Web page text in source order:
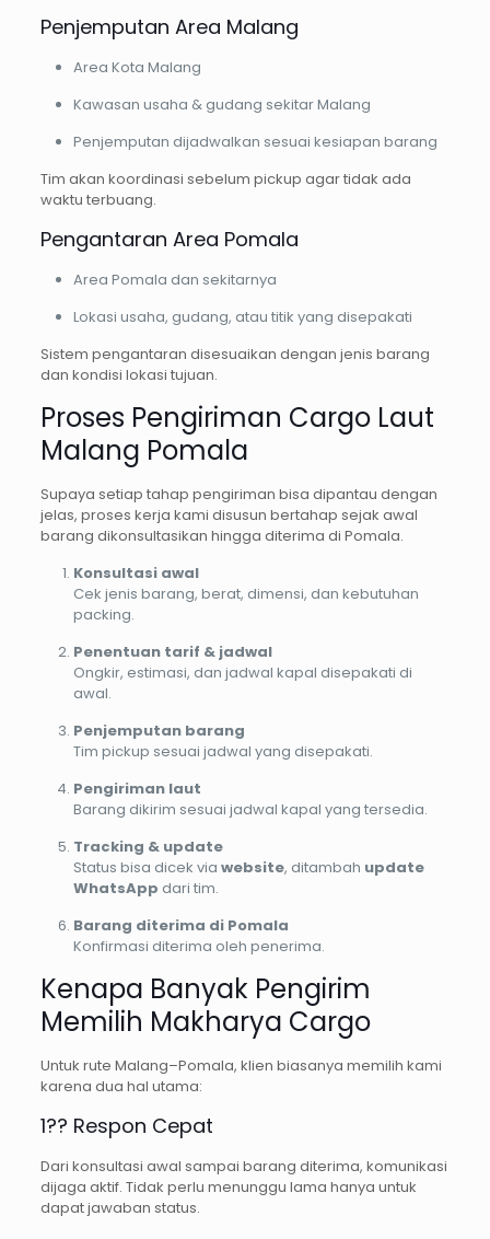
Penjemputan Area Malang
Area Kota Malang
Kawasan usaha & gudang sekitar Malang
Penjemputan dijadwalkan sesuai kesiapan barang
Tim akan koordinasi sebelum pickup agar tidak ada
waktu terbuang.
Pengantaran Area Pomala
Area Pomala dan sekitarnya
Lokasi usaha, gudang, atau titik yang disepakati
Sistem pengantaran disesuaikan dengan jenis barang
dan kondisi lokasi tujuan.
Proses Pengiriman Cargo Laut
Malang Pomala
Supaya setiap tahap pengiriman bisa dipantau dengan
jelas, proses kerja kami disusun bertahap sejak awal
barang dikonsultasikan hingga diterima di Pomala.
Konsultasi awal
Cek jenis barang, berat, dimensi, dan kebutuhan
packing.
Penentuan tarif & jadwal
Ongkir, estimasi, dan jadwal kapal disepakati di
awal.
Penjemputan barang
Tim pickup sesuai jadwal yang disepakati.
Pengiriman laut
Barang dikirim sesuai jadwal kapal yang tersedia.
Tracking & update
Status bisa dicek via website, ditambah update
WhatsApp dari tim.
Barang diterima di Pomala
Konfirmasi diterima oleh penerima.
Kenapa Banyak Pengirim
Memilih Makharya Cargo
Untuk rute Malang–Pomala, klien biasanya memilih kami
karena dua hal utama:
1?? Respon Cepat
Dari konsultasi awal sampai barang diterima, komunikasi
dijaga aktif. Tidak perlu menunggu lama hanya untuk
dapat jawaban status.